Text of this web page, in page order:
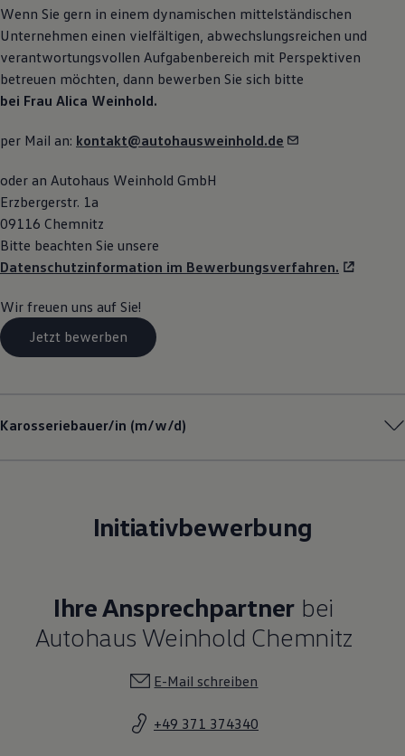
Familie
Elektromobilität
Volkswagen R
Pannen- und Unfallhilfe
Volkswagen Kundenbetreuung
Wenn Sie gern in einem dynamischen mittelständischen
Unternehmen einen vielfältigen, abwechslungsreichen und
verantwortungsvollen Aufgabenbereich mit Perspektiven
betreuen möchten, dann bewerben Sie sich bitte
bei Frau Alica Weinhold.
per Mail an: kontakt@autohausweinhold.de
oder an Autohaus Weinhold GmbH
Erzbergerstr. 1a
09116 Chemnitz
Bitte beachten Sie unsere
Datenschutzinformation im Bewerbungsverfahren.
Wir freuen uns auf Sie!
Jetzt bewerben
Karosseriebauer/in (m/w/d)
Initiativbewerbung
Ihre Ansprechpartner bei
Autohaus Weinhold Chemnitz
E-Mail schreiben
+49 371 374340